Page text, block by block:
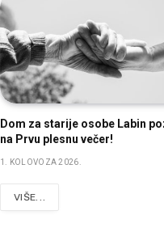
Dom za starije osobe Labin
na Prvu plesnu večer!
1. KOLOVOZA 2026.
VIŠE...